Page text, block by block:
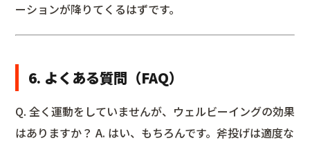
ーションが降りてくるはずです。
6. よくある質問（FAQ）
Q. 全く運動をしていませんが、ウェルビーイングの効果
はありますか？ A. はい、もちろんです。斧投げは適度な